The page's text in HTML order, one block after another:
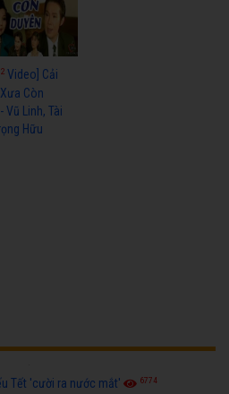
Video] Cải
Xưa Còn
Vũ Linh, Tài
Hữu
Tết 'cười ra nước mắt' 6774